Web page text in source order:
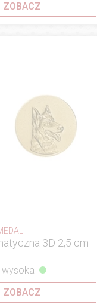
ZOBACZ
3D 2,5 cm
wysoka
ZOBACZ